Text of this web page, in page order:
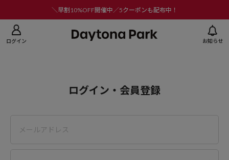
＼早割10%OFF開催中／5クーポンも配布中！
ログイン お知らせ
ログイン・会員登録